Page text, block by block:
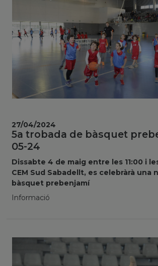
5a trobada de bàsquet
05-24
Dissabte 4 de maig entre les 11:00 i
CEM Sud Sabadellt, es celebràrà una
bàsquet prebenjamí
Informació
27/04/2024